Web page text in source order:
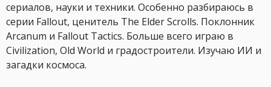
сериалов, науки и техники. Особенно разбираюсь в
серии Fallout, ценитель The Elder Scrolls. Поклонник
Arcanum и Fallout Tactics. Больше всего играю в
Civilization, Old World и градостроители. Изучаю ИИ и
загадки космоса.